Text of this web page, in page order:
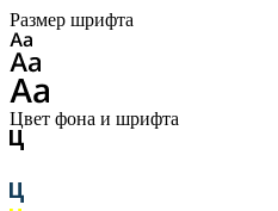
Размер шрифта
Цвет фона и шрифта